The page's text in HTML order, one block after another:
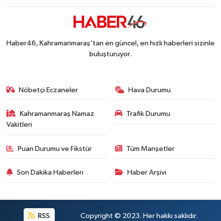
19:12 |Onikişubat Belediyesi Gündüz Bakımevi İçin
Kahramanmaraş'ta 29 Kilometrelik Grup
Haber46, Kahramanmaraş'tan en güncel, en hızlı haberleri sizinle
buluşturuyor.
Nöbetçi Eczaneler Hava Durumu
Kahramanmaraş Namaz
Vakitleri
Trafik Durumu
Puan Durumu ve Fikstür Tüm Manşetler
Son Dakika Haberleri Haber Arşivi
RSS Copyright © 2023. Her hakkı saklıdır.